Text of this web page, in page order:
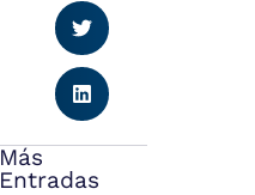
Más
Entradas